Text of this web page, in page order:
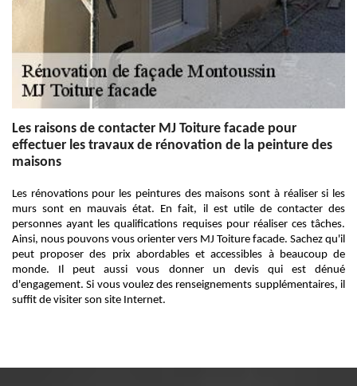
Les raisons de contacter MJ Toiture facade pour
effectuer les travaux de rénovation de la peinture des
maisons
Les rénovations pour les peintures des maisons sont à réaliser si les
murs sont en mauvais état. En fait, il est utile de contacter des
personnes ayant les qualifications requises pour réaliser ces tâches.
Ainsi, nous pouvons vous orienter vers MJ Toiture facade. Sachez qu'il
peut proposer des prix abordables et accessibles à beaucoup de
monde. Il peut aussi vous donner un devis qui est dénué
d'engagement. Si vous voulez des renseignements supplémentaires, il
suffit de visiter son site Internet.